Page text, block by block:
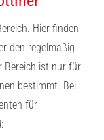
Hier finden
den regelmäßig
Bereich ist nur für
bestimmt. Bei
für